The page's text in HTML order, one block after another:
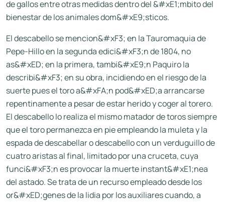
de gallos entre otras medidas dentro del &#xE1;mbito del
bienestar de los animales dom&#xE9;sticos.
El descabello se mencion&#xF3; en la Tauromaquia de
Pepe-Hillo en la segunda edici&#xF3;n de 1804, no
as&#xED; en la primera, tambi&#xE9;n Paquiro la
describi&#xF3; en su obra, incidiendo en el riesgo de la
suerte pues el toro a&#xFA;n pod&#xED;a arrancarse
repentinamente a pesar de estar herido y coger al torero.
El descabello lo realiza el mismo matador de toros siempre
que el toro permanezca en pie empleando la muleta y la
espada de descabellar o descabello con un verduguillo de
cuatro aristas al final, limitado por una cruceta, cuya
funci&#xF3;n es provocar la muerte instant&#xE1;nea
del astado. Se trata de un recurso empleado desde los
or&#xED;genes de la lidia por los auxiliares cuando, a